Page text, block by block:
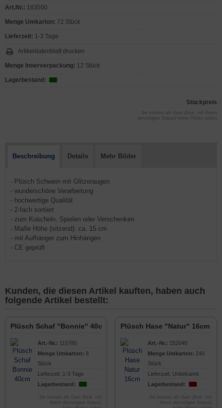
Art.Nr.: 183500
Menge Umkarton: 72 Stück
Lieferzeit: 1-3 Tage
Artikeldatenblatt drucken
Menge Innerverpackung: 12 Stück
Lagerbestand:
Stückpreis
Sie können als Gast (bzw. mit Ihrem
derzeitigen Status) keine Preise sehen
Beschreibung Details Mehr Bilder
- Plüsch Schwein mit Glitzeraugen
- wunderschöne Verarbeitung
- hochwertige Qualität
- 2-fach sortiert
- zum Kuscheln, Spielen oder Verschenken
- Maße Höhe (sitzend): ca. 15 cm
- mit Aufhänger zum Hinhängen
- CE geprüft
Kunden, die diesen Artikel kauften, haben auch
folgende Artikel bestellt:
Plüsch Schaf "Bonnie" 40cm
Art.-Nr.: 115780
Menge Umkarton: 8
Stück
Lieferzeit: 1-3 Tage
Lagerbestand:
Sie können als Gast (bzw. mit
Ihrem derzeitigen Status)
Plüsch Hase "Natur" 16cm
Art.-Nr.: 152040
Menge Umkarton: 240
Stück
Lieferzeit: Unbekannt
Lagerbestand:
Sie können als Gast (bzw. mit
Ihrem derzeitigen Status)